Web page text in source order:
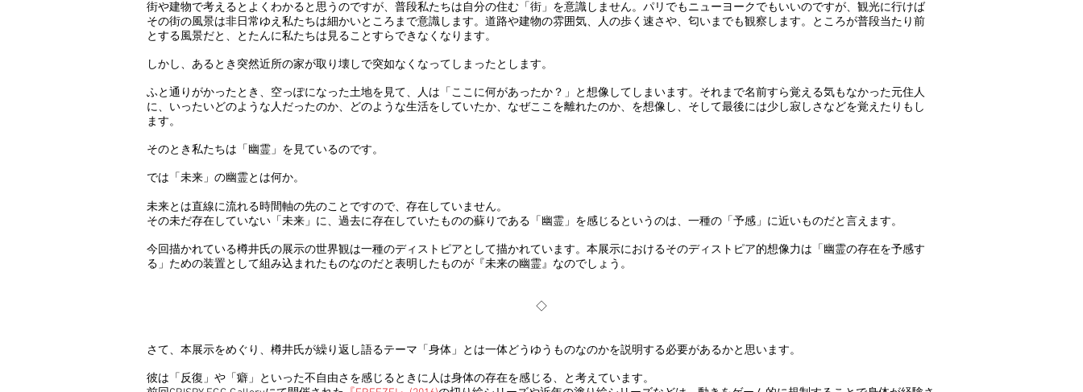
街や建物で考えるとよくわかると思うのですが、普段私たちは自分の住む「街」を意識しません。パリでもニューヨークでもいいのですが、観光に行けば
その街の風景は非日常ゆえ私たちは細かいところまで意識します。道路や建物の雰囲気、人の歩く速さや、匂いまでも観察します。ところが普段当たり前
とする風景だと、とたんに私たちは見ることすらできなくなります。
しかし、あるとき突然近所の家が取り壊しで突如なくなってしまったとします。
ふと通りがかったとき、空っぽになった土地を見て、人は「ここに何があったか？」と想像してしまいます。それまで名前すら覚える気もなかった元住人
に、いったいどのような人だったのか、どのような生活をしていたか、なぜここを離れたのか、を想像し、そして最後には少し寂しさなどを覚えたりもし
ます。
そのとき私たちは「幽霊」を見ているのです。
では「未来」の幽霊とは何か。
未来とは直線に流れる時間軸の先のことですので、存在していません。
その未だ存在していない「未来」に、過去に存在していたものの蘇りである「幽霊」を感じるというのは、一種の「予感」に近いものだと言えます。
今回描かれている樽井氏の展示の世界観は一種のディストピアとして描かれています。本展示におけるそのディストピア的想像力は「幽霊の存在を予感す
る」ための装置として組み込まれたものなのだと表明したものが『未来の幽霊』なのでしょう。
◇
さて、本展示をめぐり、樽井氏が繰り返し語るテーマ「身体」とは一体どうゆうものなのかを説明する必要があるかと思います。
彼は「反復」や「癖」といった不自由さを感じるときに人は身体の存在を感じる、と考えています。